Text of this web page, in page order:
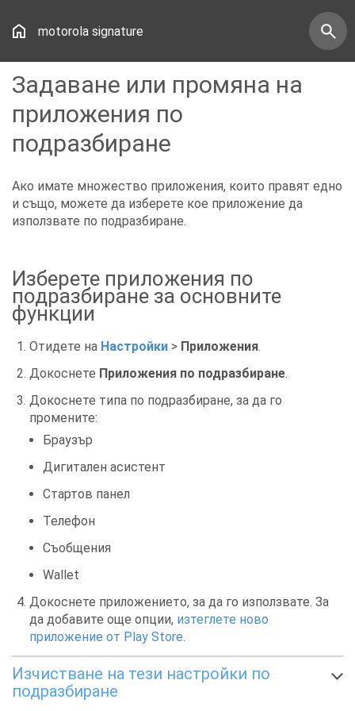
motorola signature
Задаване или промяна на
приложения по
подразбиране
Ако имате множество приложения, които правят едно
и също, можете да изберете кое приложение да
използвате по подразбиране.
Изберете приложения по
подразбиране за основните
функции
Отидете на Настройки > Приложения.
Докоснете Приложения по подразбиране.
Докоснете типа по подразбиране, за да го
промените:
Браузър
Дигитален асистент
Стартов панел
Телефон
Съобщения
Wallet
Докоснете приложението, за да го използвате. За
да добавите още опции, изтеглете ново
приложение от Play Store.
Изчистване на тези настройки по
подразбиране